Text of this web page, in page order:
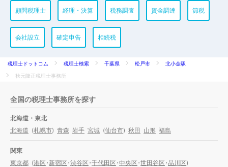
顧問税理士 経理・決算 税務調査 資金調達 節税
会社設立 確定申告 相続税
税理士ドットコム 税理士検索 千葉県 松戸市
北小金駅
秋元隆正税理士事務所
全国の税理士事務所を探す
北海道・東北
北海道 (札幌市) 青森 岩手 宮城 (仙台市) 秋田 山形 福島
関東
東京都 (港区・新宿区・渋谷区・千代田区・中央区・世田谷区・品川区)